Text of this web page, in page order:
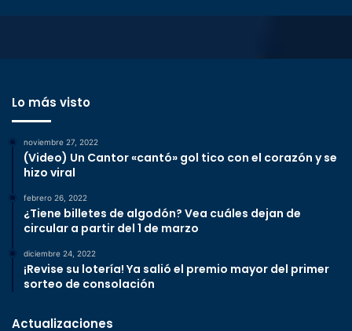
Lo más visto
noviembre 27, 2022
(Video) Un Cantor «cantó» gol tico con el corazón y se
hizo viral
febrero 26, 2022
¿Tiene billetes de algodón? Vea cuáles dejan de
circular a partir del 1 de marzo
diciembre 24, 2022
¡Revise su lotería! Ya salió el premio mayor del primer
sorteo de consolación
Actualizaciones